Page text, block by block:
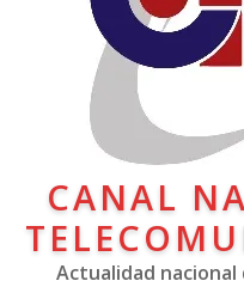
CANAL
Actualidad